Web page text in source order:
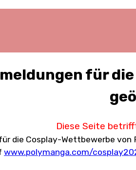
für
Diese Seite
die Cosplay-Wettbewerbe von
www.polymanga.com/